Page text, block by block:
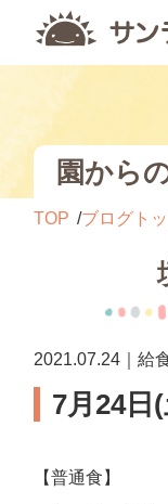
園から
TOP ブログト
2021.07.24｜給
7月24日
【普通食】